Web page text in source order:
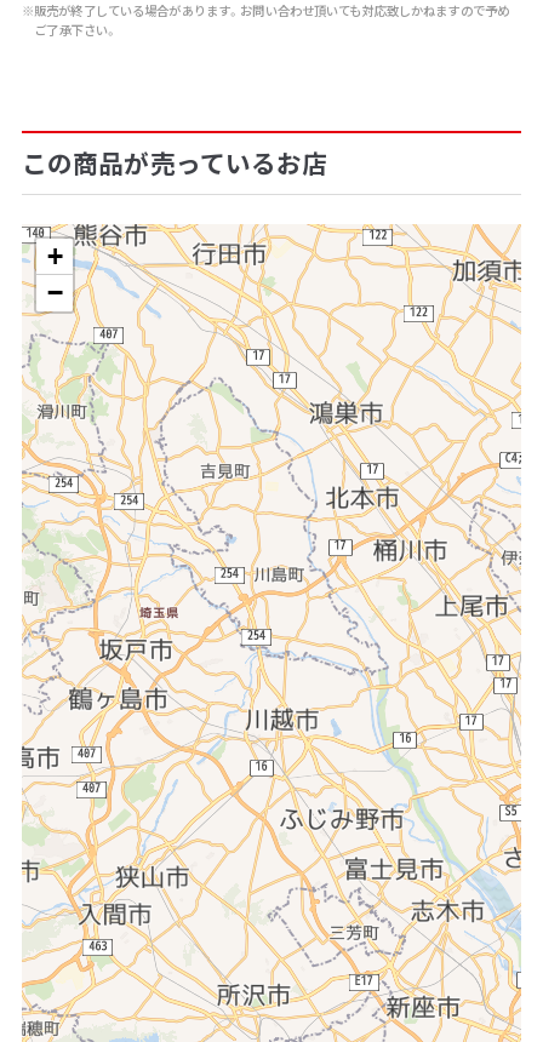
※販売が終了している場合があります。お問い合わせ頂いても対応致しかねますので予め
ご了承下さい。
この商品が売っているお店
+
−